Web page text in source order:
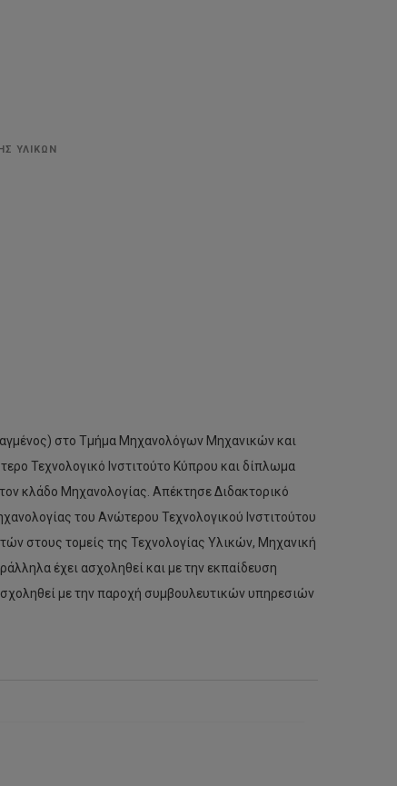
ΥΛΙΚΩΝ
στο Τμήμα Μηχανολόγων Μηχανικών και
Τεχνολογικό Ινστιτούτο Κύπρου και δίπλωμα
κλάδο Μηχανολογίας. Απέκτησε Διδακτορικό
του Ανώτερου Τεχνολογικού Ινστιτούτου
στους τομείς της Τεχνολογίας Υλικών, Μηχανική
έχει ασχοληθεί και με την εκπαίδευση
με την παροχή συμβουλευτικών υπηρεσιών